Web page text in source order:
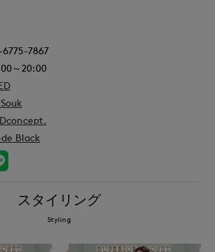
7867
～20:00
Black
スタイリング
Styling